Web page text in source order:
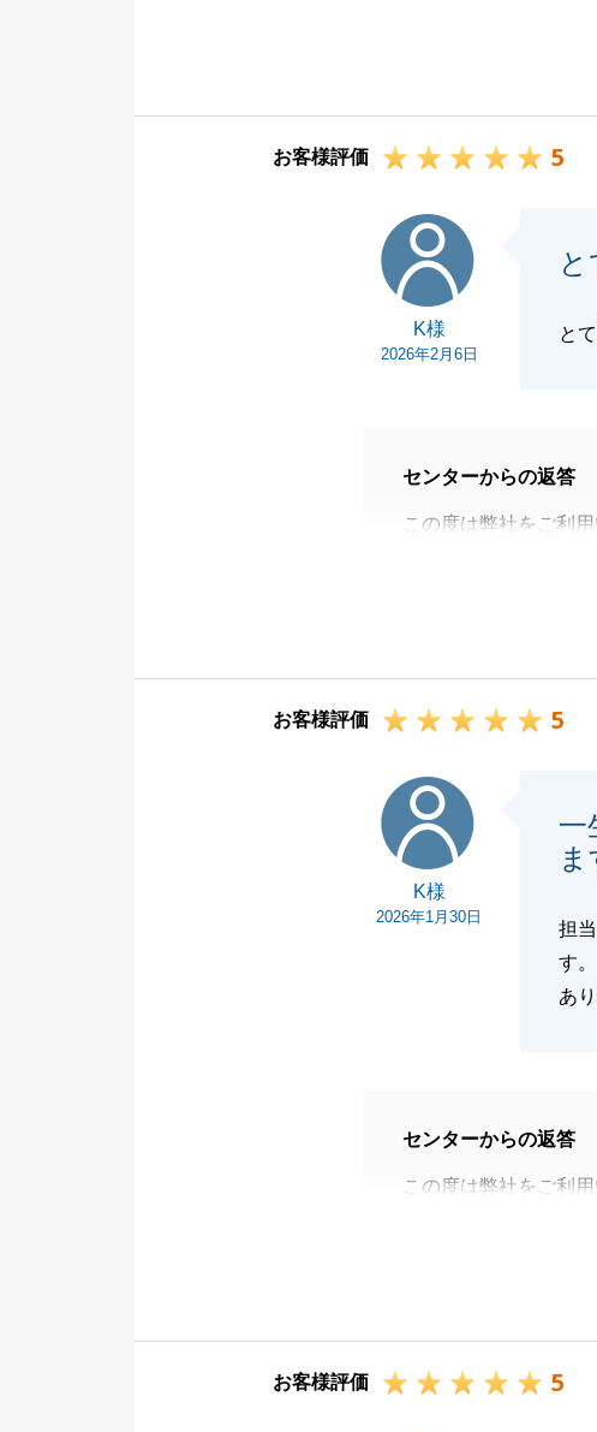
私の対応につきまし
今回のご売却では、I
今後とも不動産につ
引き続き、何卒よろ
お客様評価 5
K様
2026年2月6日
と
センターからの返答
この度は弊社をご利
スピードと金額でど
問合せ・閲覧数統計
ご友人やお知り合い
今後ともよろしくお
お客様評価 5
K様
2026年1月30日
一
ま
担
す。
あ
センターからの返答
この度は弊社をご利
スピードと金額でど
問合せ・閲覧数統計
ご友人やお知り合い
お客様評価 5